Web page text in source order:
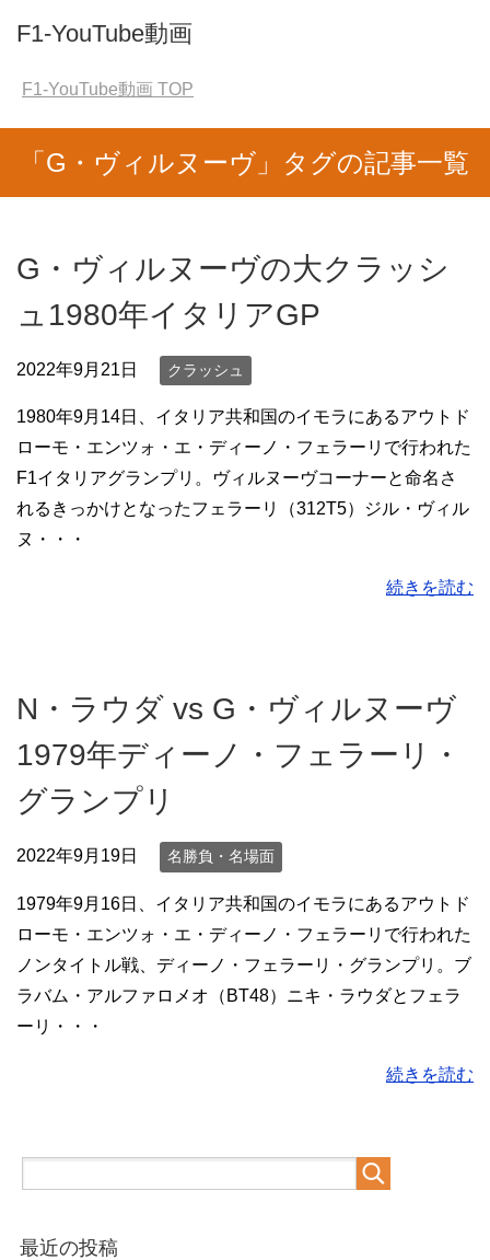
F1-YouTube動画
F1-YouTube動画 TOP
「G・ヴィルヌーヴ」タグの記事一覧
G・ヴィルヌーヴの大クラッシ
ュ1980年イタリアGP
2022年9月21日 クラッシュ
1980年9月14日、イタリア共和国のイモラにあるアウトド
ローモ・エンツォ・エ・ディーノ・フェラーリで行われた
F1イタリアグランプリ。ヴィルヌーヴコーナーと命名さ
れるきっかけとなったフェラーリ（312T5）ジル・ヴィル
ヌ・・・
続きを読む
N・ラウダ vs G・ヴィルヌーヴ
1979年ディーノ・フェラーリ・
グランプリ
2022年9月19日 名勝負・名場面
1979年9月16日、イタリア共和国のイモラにあるアウトド
ローモ・エンツォ・エ・ディーノ・フェラーリで行われた
ノンタイトル戦、ディーノ・フェラーリ・グランプリ。ブ
ラバム・アルファロメオ（BT48）ニキ・ラウダとフェラ
ーリ・・・
続きを読む
最近の投稿